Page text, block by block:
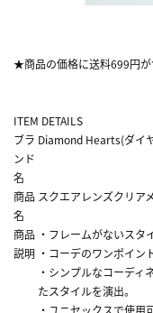
★商品の価格に送料699円
ITEM DETAILS
ブラ
ンド
名
Diamond Hearts(ダイ
商品
名
スクエアレンズクリア
商品
説明
・フレームがないスタ
・コーデのワンポイン
・シンプルなコーディ
たスタイルを演出。